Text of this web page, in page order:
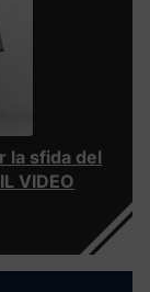
la sfida del
VIDEO